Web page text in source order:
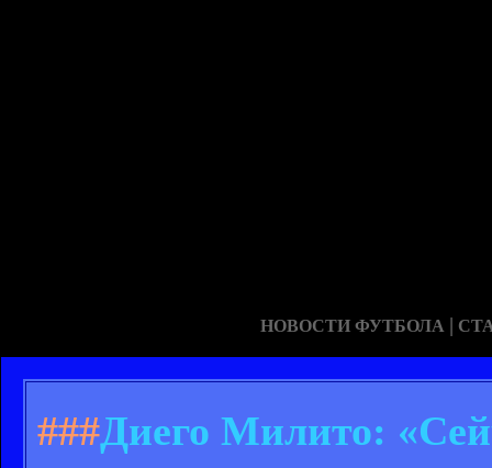
НОВОСТИ ФУТБОЛА |
###Диего Милито: